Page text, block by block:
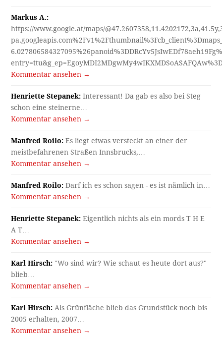
Markus A.:
https://www.google.at/maps/
Kommentar ansehen →
Henriette Stepanek: Interessant! Da gab es also bei Steg
schon eine steinerne…
Kommentar ansehen →
Manfred Roilo: Es liegt etwas versteckt an einer der
meistbefahrenen Straßen Innsbrucks,…
Kommentar ansehen →
Manfred Roilo: Darf ich es schon sagen - es ist nämlich in…
Kommentar ansehen →
Henriette Stepanek: Eigentlich nichts als ein mords T H E
A T…
Kommentar ansehen →
Karl Hirsch: "Wo sind wir? Wie schaut es heute dort aus?"
blieb…
Kommentar ansehen →
Karl Hirsch: Als Grünfläche blieb das Grundstück noch bis
2005 erhalten, 2007…
Kommentar ansehen →